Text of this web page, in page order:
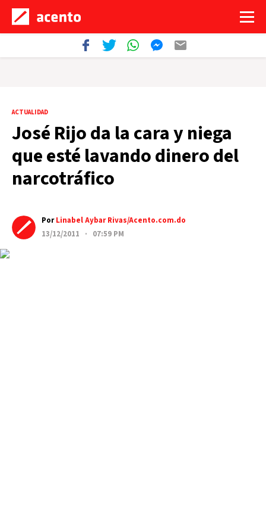
ACTUALIDAD
José Rijo da la cara y niega
que esté lavando dinero del
narcotráfico
PorLinabel Aybar Rivas/Acento.com.do
13/12/2011 · 07:59 PM